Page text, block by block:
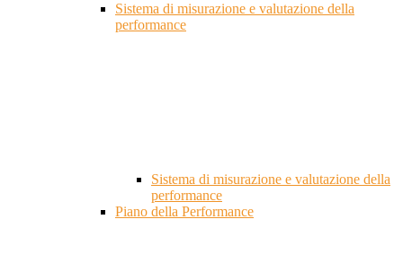
Sistema di misurazione e valutazione della
performance
Sistema di misurazione e valutazione della
performance
Piano della Performance